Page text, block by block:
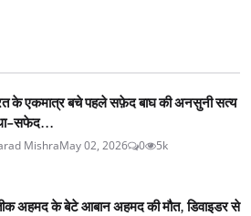
के एकमात्र बचे पहले सफ़ेद बाघ की अनसुनी सत्य
सफेद...
MishraMay 02, 2026 0 5k
अहमद के बेटे आबान अहमद की मौत, डिवाइडर से